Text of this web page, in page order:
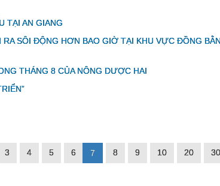
TẠI AN GIANG
SÔI ĐỘNG HƠN BAO GIỜ TẠI KHU VỰC ĐỒNG
THÁNG 8 CỦA NÔNG DƯỢC HAI
3 4 5 6 7 8 9 10 20 30